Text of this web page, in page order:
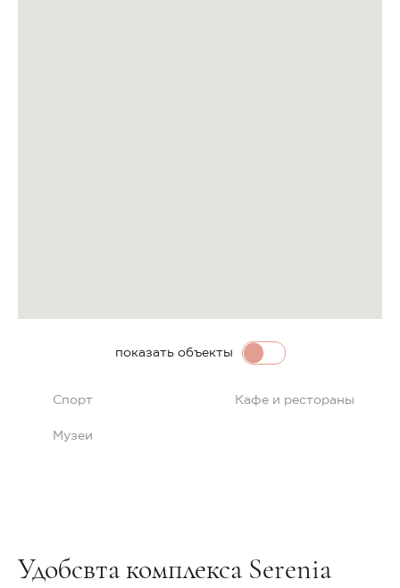
Спорт Кафе и рестораны
Музеи
показать объекты
Удобсвта комплекса Serenia